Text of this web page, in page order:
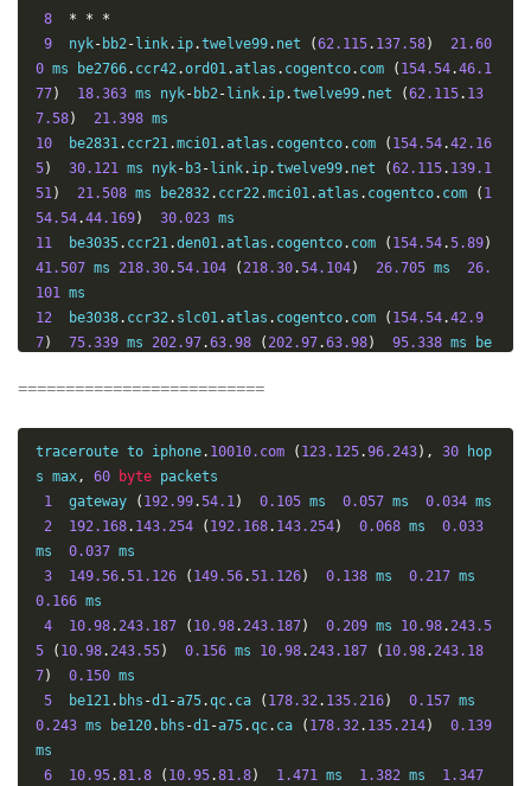
8
* *
*
9
  nyk
- bb2- link. ip.twelve99. net (62.115. 137.58)
21.60
0 ms be2766. ccr42.ord01.atlas . cogentco. com ( 154.54.46.1
77) 18.363 ms nyk- bb2- link. ip.twelve99. net (62.115. 13
7.58) 21.398
10
  be2831
. ccr21.mci01.atlas . cogentco. com ( 154.54.42.16
5) 30.121 ms nyk- b3- link. ip.twelve99. net (62.115. 139.1
51) 21.508 ms be2832. ccr22.mci01.atlas . cogentco. com ( 1
54.54.44.169) 30.023
11
  be3035
. ccr21.den01.atlas . cogentco. com ( 154.54.5.89)
41.507 ms 218.30.54.104 (218.30.54.104) 26.705 ms 26.
101
12
  be3038
. ccr32. slc01.atlas . cogentco. com ( 154.54.42.9
7) 75.339 ms 202.97.63.98 (202.97.63.98) 95.338 ms be
2.630
r22
sfo01 atlas cogentco. com 154.54 . 44.141 ) 75.388
14
  be3670
ccr41 sjc03 atlas cogentco . com 154.54 .43.1
) 72.355 ms 202.97 . 91.193 202.97 . 91.193 ) 248.706 ms
be3669
.ccr41
5.475
15
202.97
8.106
38.104 138.106 74.241 ms 202.97 91.149 ( 202.9
7
91.149 269.960
16
202.97
114
( 14.147 . 4.114 ms 202.97. 22.121 ( 202.97
2.121
247.260
12.18
202.97 . 12.18 ) 236.412 ms 113.98 . 103.118
113.9
==========================
traceroute to iphone. 10010.com ( 123.125.96.243), 30 hop
s max, 60 byte packets
1
  gateway
( 192.99.54.1) 0.105 ms 0.057 ms 0.034 ms
2
192.168. 143.254 ( 192.168. 143.254) 0.068 ms 0.033
ms 0.037 ms
3
149.56.51.126 ( 149.56.51.126) 0.138 ms 0.217
0.166 ms
4
10.98.243.187 ( 10.98.243.187) 0.209 ms 10.98.243.5
5
( 10.98.243.55) 0.156 ms 10.98.243.187 ( 10.98.243.18
7) 0.150 ms
5
  be121
. bhs -d1-a75.qc. ca ( 178.32. 135.216) 0.157
0.243 ms be120. bhs -d1-a75.qc. ca ( 178.32. 135.214)
0.139
ms
6
10.95.81.8 ( 10.95.81.8) 1.471 ms 1.382 ms 1.347